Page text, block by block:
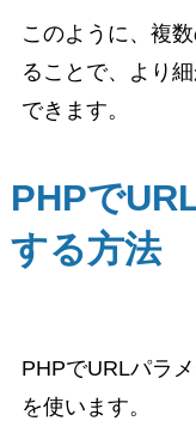
このように、複
ることで、より
できます。
PHPで
する方法
PHPでURLパラ
を使います。